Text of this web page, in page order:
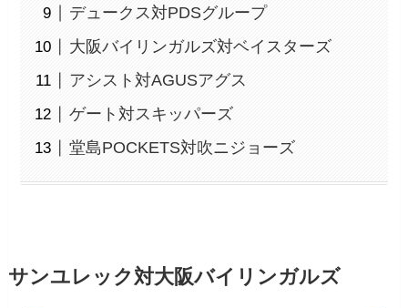
デュークス対PDSグループ
大阪バイリンガルズ対ベイスターズ
アシスト対AGUSアグス
ゲート対スキッパーズ
堂島POCKETS対吹ニジョーズ
サンユレック対大阪バイリンガルズ